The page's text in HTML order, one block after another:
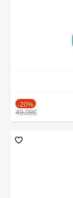
-20%
49.08€